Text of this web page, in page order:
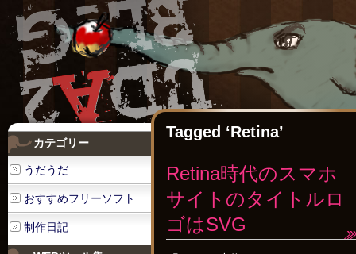
Tagged ‘Retina’
Retina時代のスマホ
サイトのタイトルロ
ゴはSVG
カテゴリー
うだうだ
おすすめフリーソフト
制作日記